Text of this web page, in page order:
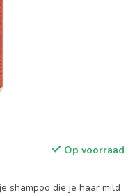
Op voorraad
shampoo die je haar mild